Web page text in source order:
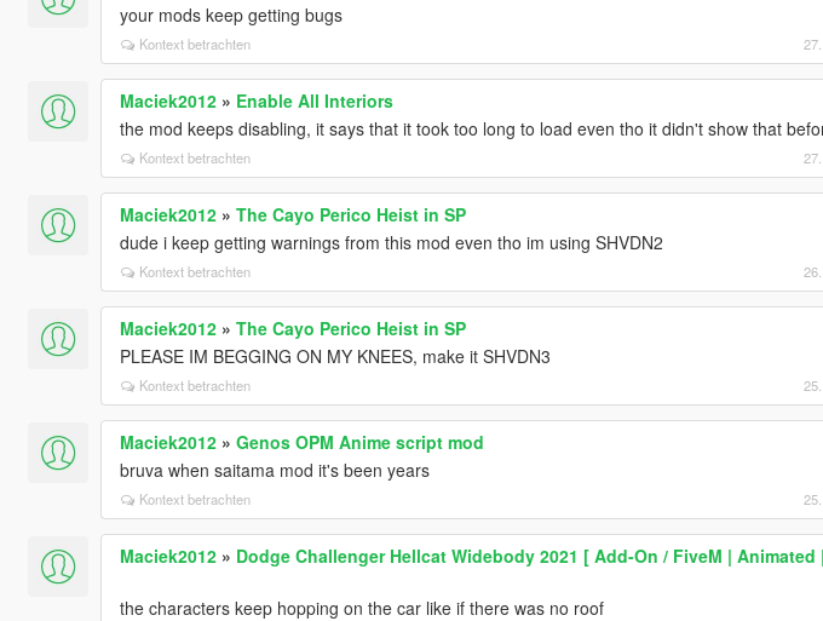
your mods keep getting bugs
Kontext betrachten
Maciek2012» Enable All Interiors
the mod keeps disabling, it says that it took too long to load even tho it didn't show that
Kontext betrachten
Maciek2012» The Cayo Perico Heist in SP
dude i keep getting warnings from this mod even tho im using SHVDN2
Kontext betrachten
Maciek2012» The Cayo Perico Heist in SP
PLEASE IM BEGGING ON MY KNEES, make it SHVDN3
Kontext betrachten
Maciek2012» Genos OPM Anime script mod
bruva when saitama mod it's been years
Kontext betrachten
Maciek2012» Dodge Challenger Hellcat Widebody 2021 [ Add-On / FiveM | Animated
the characters keep hopping on the car like if there was no roof